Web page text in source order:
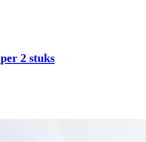
per 2 stuks